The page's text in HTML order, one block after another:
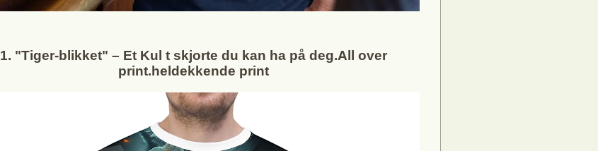
1. "Tiger-blikket" – Et Kul t skjorte du kan ha på deg.All over
print.heldekkende print